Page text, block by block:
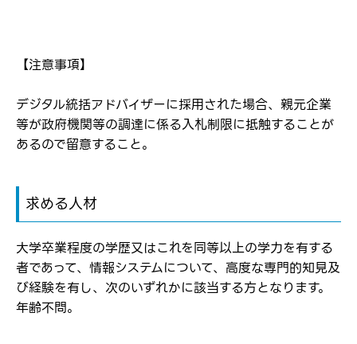
弊社ホームページの求人票をみて
ログイン
お気に入り登録にはログインが必要です
【注意事項】
デジタル統括アドバイザーに採用された場合、親元企業
等が政府機関等の調達に係る入札制限に抵触することが
あるので留意すること。
求める人材
大学卒業程度の学歴又はこれを同等以上の学力を有する
者であって、情報システムについて、高度な専門的知見及
び経験を有し、次のいずれかに該当する方となります。
年齢不問。